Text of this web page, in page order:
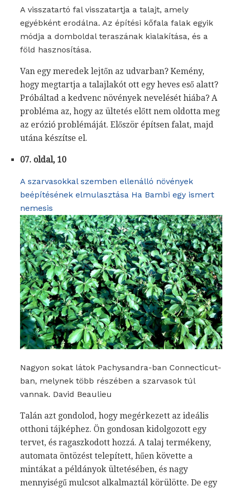
A visszatartó fal visszatartja a talajt, amely
egyébként erodálna. Az építési kőfala falak egyik
módja a domboldal teraszának kialakítása, és a
föld hasznosítása.
Van egy meredek lejtőn az udvarban? Kemény,
hogy megtartja a talajlakót ott egy heves eső alatt?
Próbáltad a kedvenc növények nevelését hiába? A
probléma az, hogy az ültetés előtt nem oldotta meg
az erózió problémáját. Először építsen falat, majd
utána készítse el.
07. oldal, 10
A szarvasokkal szemben ellenálló növények
beépítésének elmulasztása Ha Bambi egy ismert
nemesis
Nagyon sokat látok Pachysandra-ban Connecticut-
ban, melynek több részében a szarvasok túl
vannak. David Beaulieu
Talán azt gondolod, hogy megérkezett az ideális
otthoni tájképhez. Ön gondosan kidolgozott egy
tervet, és ragaszkodott hozzá. A talaj termékeny,
automata öntözést telepített, hűen követte a
mintákat a példányok ültetésében, és nagy
mennyiségű mulcsot alkalmaztál körülötte. De egy